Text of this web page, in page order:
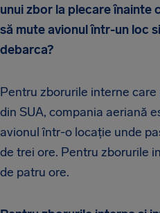
unui zbor la plecare înainte
să mute avionul într-un loc
debarca?
Pentru zborurile interne
din SUA, compania aeriană
avionul într-o locație unde
de trei ore. Pentru zborurile
de patru ore.